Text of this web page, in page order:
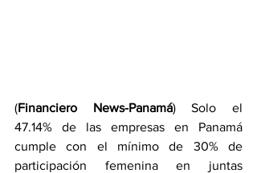
(Financiero News-Panamá) Solo el
47.14% de las empresas en Panamá
cumple con el mínimo de 30% de
participación femenina en juntas